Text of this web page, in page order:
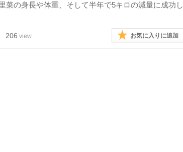
菜の身長や体重、そして半年で5キロの減量に成功し
206 view お気に入りに追加